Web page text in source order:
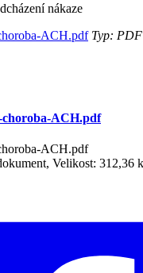
nákaze
ACH.pdfTyp: PDF
ACH.pdf
ACH.pdf
Velikost: 312,36